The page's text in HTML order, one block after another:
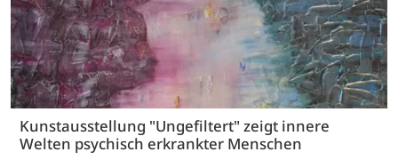
Kunstausstellung "Ungefiltert" zeigt innere
Welten psychisch erkrankter Menschen